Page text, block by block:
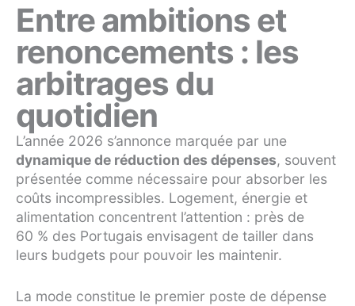
Entre ambitions et
renoncements : les
arbitrages du
quotidien
L’année 2026 s’annonce marquée par une
dynamique de réduction des dépenses, souvent
présentée comme nécessaire pour absorber les
coûts incompressibles. Logement, énergie et
alimentation concentrent l’attention : près de
60 % des Portugais envisagent de tailler dans
leurs budgets pour pouvoir les maintenir.
La mode constitue le premier poste de dépense